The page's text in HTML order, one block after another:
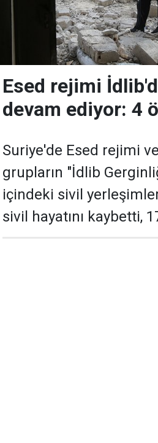
Esed rejimi
devam ediyor: 4
Suriye'de Esed rejimi
grupların "İdlib
içindeki sivil
sivil hayatını kaybetti,